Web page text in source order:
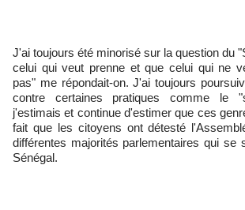
‎J'ai toujours été minorisé sur la question du
celui qui veut prenne et que celui qui ne
pas" me répondait-on. J'ai toujours
contre certaines pratiques comme le
j'estimais et continue d'estimer que ces
fait que les citoyens ont détesté
différentes majorités parlementaires qui se
Sénégal.